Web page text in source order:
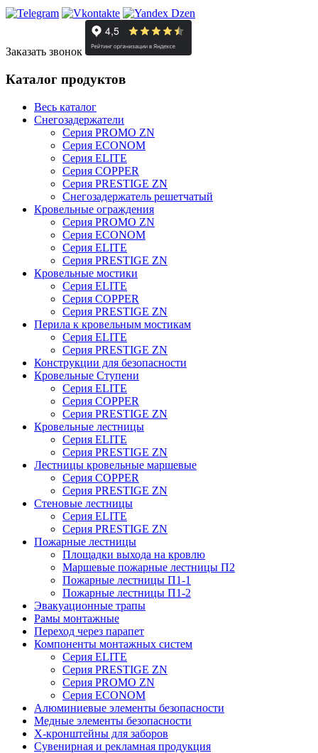
Заказать звонок
Каталог продуктов
Весь каталог
Снегозадержатели
Серия PROMO ZN
Серия ECONOM
Серия ELITE
Серия COPPER
Серия PRESTIGE ZN
Снегозадержатель решетчатый
Кровельные ограждения
Серия PROMO ZN
Серия ECONOM
Серия ELITE
Серия PRESTIGE ZN
Кровельные мостики
Серия ELITE
Серия COPPER
Серия PRESTIGE ZN
Перила к кровельным мостикам
Серия ELITE
Серия PRESTIGE ZN
Конструкции для безопасности
Кровельные Ступени
Серия ELITE
Серия COPPER
Серия PRESTIGE ZN
Кровельные лестницы
Серия ELITE
Серия PRESTIGE ZN
Лестницы кровельные маршевые
Серия COPPER
Серия PRESTIGE ZN
Стеновые лестницы
Серия ELITE
Серия PRESTIGE ZN
Пожарные лестницы
Площадки выхода на кровлю
Маршевые пожарные лестницы П2
Пожарные лестницы П1-1
Пожарные лестницы П1-2
Эвакуационные трапы
Рамы монтажные
Переход через парапет
Компоненты монтажных систем
Серия ELITE
Серия PRESTIGE ZN
Серия PROMO ZN
Серия ECONOM
Алюминиевые элементы безопасности
Медные элементы безопасности
X-кронштейны для заборов
Сувенирная и рекламная продукция